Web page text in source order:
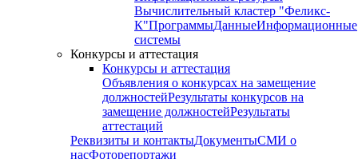
Вычислительный кластер "Феликс-
К"ПрограммыДанныеИнформационные
системы
Конкурсы и аттестация
Конкурсы и аттестация
Объявления о конкурсах на замещение
должностейРезультаты конкурсов на
замещение должностейРезультаты
аттестаций
Реквизиты и контактыДокументыСМИ о
насФоторепортажи